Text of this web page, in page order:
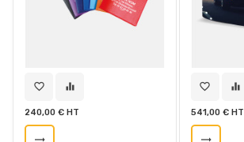
favorite_border equalizer
240,00 € HT
favorite_border equalizer
541,00 € HT